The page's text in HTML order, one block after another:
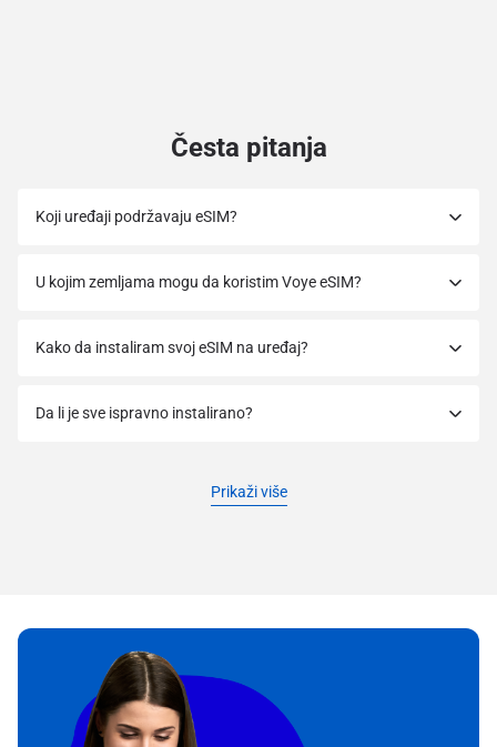
Česta pitanja
Koji uređaji podržavaju eSIM?
U kojim zemljama mogu da koristim Voye eSIM?
Kako da instaliram svoj eSIM na uređaj?
Da li je sve ispravno instalirano?
Prikaži više